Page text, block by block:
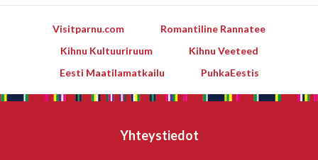
Visitparnu.com
Romantiline Rannatee
Kihnu Kultuuriruum
Kihnu Veeteed
Eesti Maatilamatkailu
PuhkaEestis
Yhteystiedot